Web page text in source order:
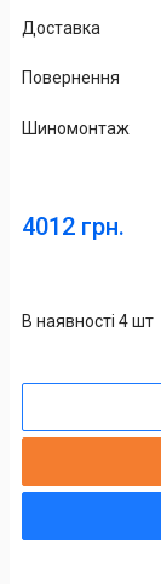
Доставка
Повернення
Шиномонтаж
4012 грн.
В наявності 4 шт